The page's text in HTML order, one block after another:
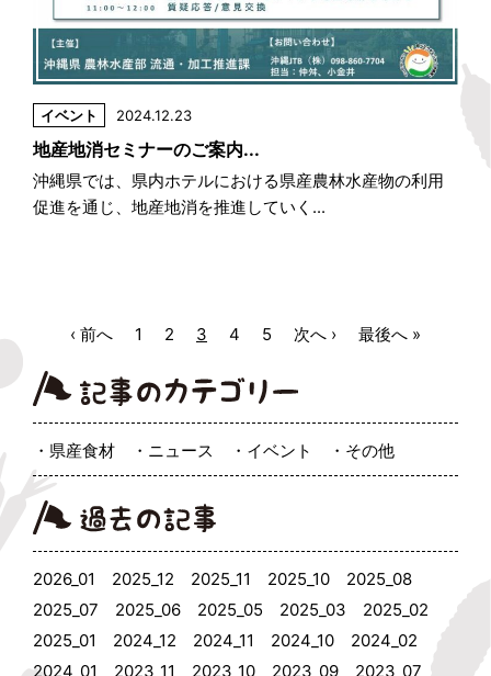
イベント 2024.12.23
地産地消セミナーのご案内...
沖縄県では、県内ホテルにおける県産農林水産物の利用
促進を通じ、地産地消を推進していく...
‹ 前へ 1 2 3 4 5 次へ › 最後へ »
県産食材 ニュース イベント その他
2026_01 2025_12 2025_11 2025_10
2025_08
2025_07
2025_06 2025_05 2025_03
2025_02
2025_01
2024_12 2024_11 2024_10
2024_02
2024_01
2023_11 2023_10 2023_09
2023_07